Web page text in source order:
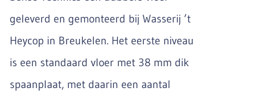
geleverd en gemonteerd bij Wasserij ’t
Heycop in Breukelen. Het eerste niveau
is een standaard vloer met 38 mm dik
spaanplaat, met daarin een aantal